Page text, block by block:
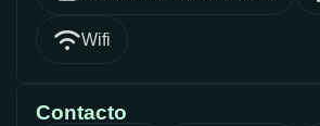
Wifi
Contacto